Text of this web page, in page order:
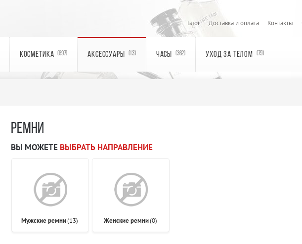
Блог Доставка и оплата Контакты
КОСМЕТИКА (697) АКСЕССУАРЫ (13) ЧАСЫ (362) УХОД ЗА ТЕЛОМ (79)
РЕМНИ
ВЫ МОЖЕТЕ ВЫБРАТЬ НАПРАВЛЕНИЕ
Мужские ремни(13) Женские ремни(0)